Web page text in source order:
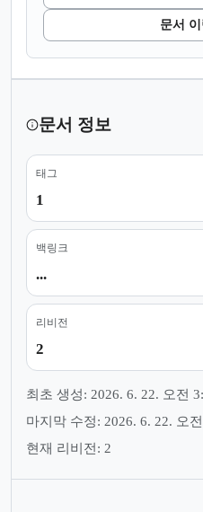
문서 이
문서 정보
태그
1
백링크
...
리비전
2
최초 생성: 2026. 6. 22. 오전
마지막 수정: 2026. 6. 22. 오
현재 리비전: 2